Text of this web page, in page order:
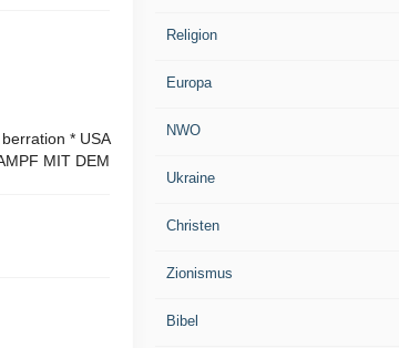
* USA
MIT DEM
Religion
Europa
NWO
Ukraine
Christen
Zionismus
Bibel